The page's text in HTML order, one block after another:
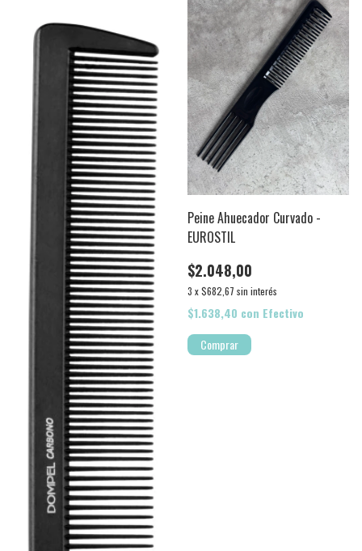
Peine Ahuecador Curvado -
EUROSTIL
$2.048,00
3 x$682,67 sin interés
$1.638,40 con Efectivo